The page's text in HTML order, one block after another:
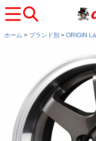
ホーム ブランド別 ORIGIN